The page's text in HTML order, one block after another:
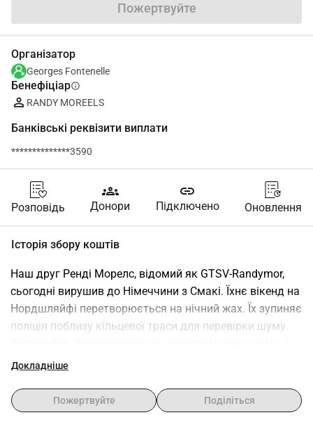
Пожертвуйте
Організатор
Georges Fontenelle
Бенефіціарinfo
RANDY MOREELS
Банківські реквізити виплати
**************3590
Розповідь
groups
Донори
link
Підключено Оновлення
Історія збору коштів
Наш друг Ренді Морелс, відомий як GTSV-Randymor,
сьогодні вирушив до Німеччини з Смакі. Їхнє вікенд на
Нордшляйфі перетворюється на нічний жах. Їх зупиняє
поліція поблизу кільцевої траси для перевірки шуму.
його вихлопна система також без каталізатора, що є
на евакуацію.
Гроші спочатку надійдуть на мій рахунок, я переведу їх
Докладніше
Пожертвуйте Поділіться